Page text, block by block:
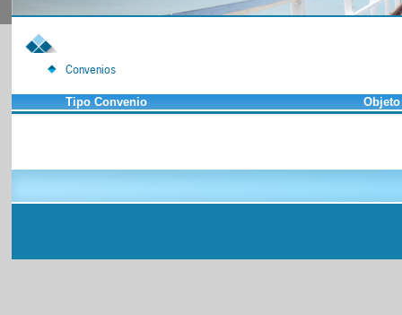
Convenios
Tipo Convenio Objeto